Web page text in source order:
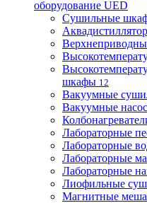
оборудование UED
Сушильные
шкафы 12
Вакуумные
Вакуумные
Лабораторные
Лабораторные
Лабораторные
Лабораторные
Лиофильные
Магнитные